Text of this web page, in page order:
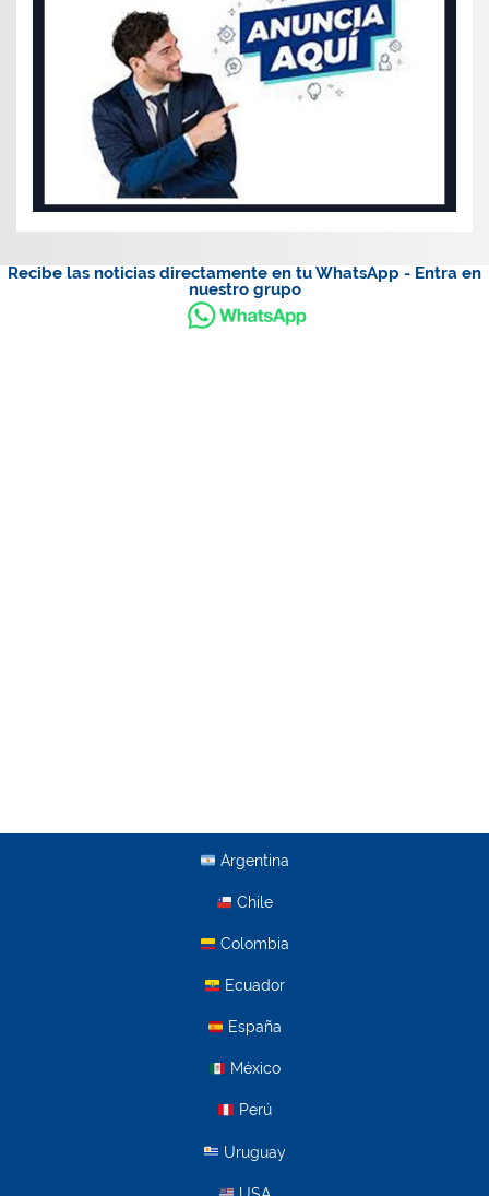
Recibe las noticias directamente en tu WhatsApp - Entra en
nuestro grupo
Argentina
Chile
Colombia
Ecuador
España
México
Perú
Uruguay